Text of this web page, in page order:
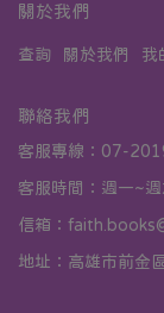
關於我們
查詢 關於我們 我
聯絡我們
客服專線：07-
客服時間：週一~
信箱：
地址：高雄市前金